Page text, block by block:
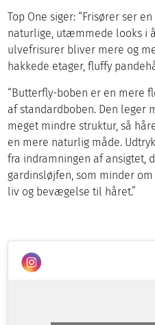
Top One siger: “Frisører ser
naturlige, utæmmede looks i
ulvefrisurer bliver mere og
hakkede etager, fluffy
“Butterfly-boben er en mere
af standardboben. Den leger
meget mindre struktur, så
en mere naturlig måde.
fra indramningen af ansigtet,
gardinsløjfen, som minder
liv og bevægelse til håret.”